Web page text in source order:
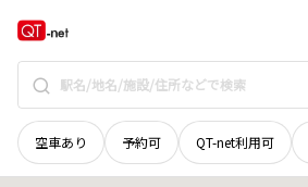
空車あり 予約可 QT-net利用可
広島県